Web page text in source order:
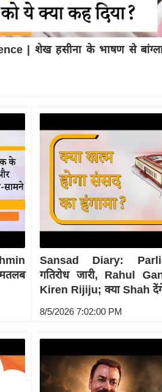
| शेख हसीना के भाषण से
Sansad Diary:
गतिरोध जारी, Rahul
Kiren Rijiju; क्या Shah
8/5/2026 7:02:00 PM